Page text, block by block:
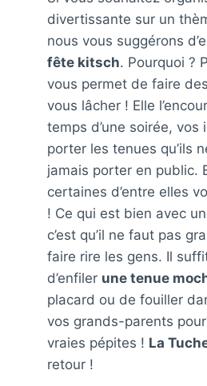
divertissante sur un
nous vous suggérons
fête kitsch. Pourquoi ?
vous permet de faire
vous lâcher ! Elle
temps d’une soirée, vos
porter les tenues qu’ils
jamais porter en public.
certaines d’entre elles
! Ce qui est bien avec
c’est qu’il ne faut pas
faire rire les gens. Il
d’enfiler une tenue
placard ou de fouiller
vos grands-parents
vraies pépites ! La
retour !